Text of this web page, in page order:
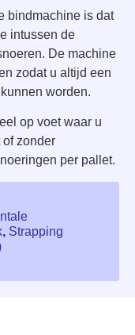
bindmachine is dat
intussen de
De machine
zodat u altijd een
worden.
op voet waar u
of zonder
per pallet.
, Strapping